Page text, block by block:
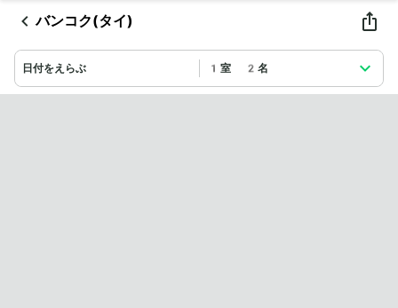
バンコク(タイ)
日付をえらぶ 1室 2名